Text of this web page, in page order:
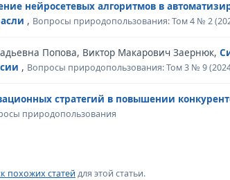
нейросетевых алгоритмов в
, Вопросы природопользования: Том 4 № 2
Попова, Виктор Макарович Заернюк,
, Вопросы природопользования: Том 3 № 9
стратегий в повышении
природопользования
похожих статей для этой статьи.